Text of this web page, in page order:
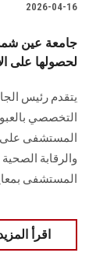
2026-04-16
جامعة عين
لحصولها على
يتقدم رئيس
التخصصي
المستشفى على
المستشفى
اقرأ